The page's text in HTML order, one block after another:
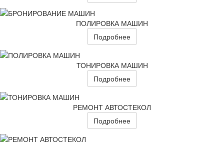
ПОЛИРОВКА МАШИН
Подробнее
ТОНИРОВКА МАШИН
Подробнее
РЕМОНТ АВТОСТЕКОЛ
Подробнее